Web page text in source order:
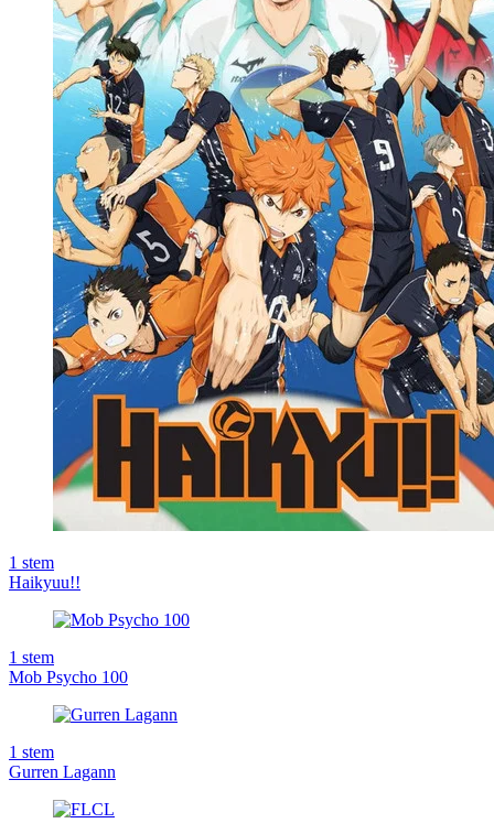
1 stem
Haikyuu!!
1 stem
Mob Psycho 100
1 stem
Gurren Lagann